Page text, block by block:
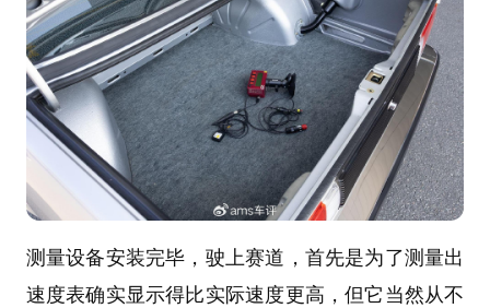
测量设备安装完毕，驶上赛道，首先是为了测量出
速度表确实显示得比实际速度更高，但它当然从不